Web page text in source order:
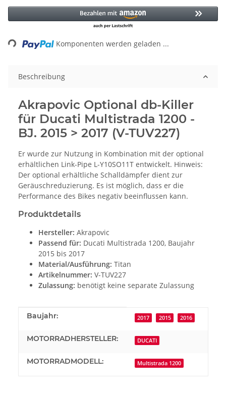
Komponenten werden geladen ...
Beschreibung
Akrapovic Optional db-Killer
für Ducati Multistrada 1200 -
BJ. 2015 > 2017 (V-TUV227)
Er wurde zur Nutzung in Kombination mit der optional
erhältlichen Link-Pipe L-Y10SO11T entwickelt. Hinweis:
Der optional erhältliche Schalldämpfer dient zur
Geräuschreduzierung. Es ist möglich, dass er die
Performance des Bikes negativ beeinflussen kann.
Produktdetails
Hersteller: Akrapovic
Passend für: Ducati Multistrada 1200, Baujahr
2015 bis 2017
Material/Ausführung: Titan
Artikelnummer: V-TUV227
Zulassung: benötigt keine separate Zulassung
Produkteigenschaft
Wert
Baujahr: 2017 2015 2016
MOTORRADHERSTELLER: DUCATI
MOTORRADMODELL: Multistrada 1200